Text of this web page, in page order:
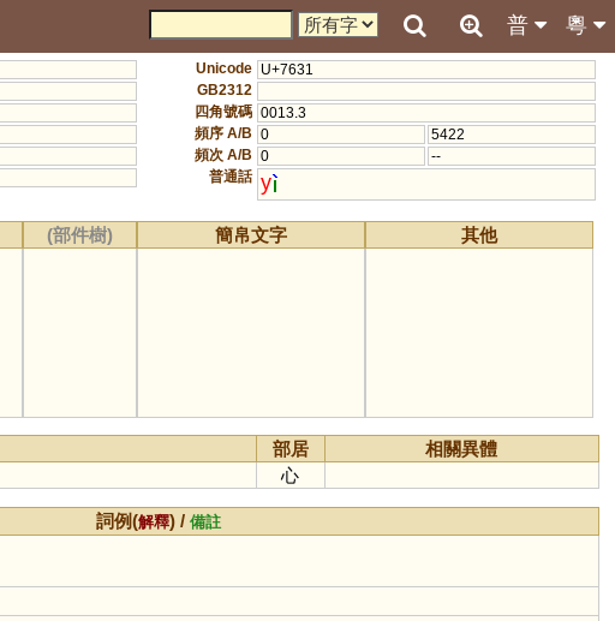
粵
普
Unicode U+7631
GB2312
四角號碼 0013.3
頻序 A/B 0
5422
頻次 A/B 0
--
普通話 y
(部件樹) 簡帛文字 其他
部居
相關異體
心
詞例(解釋) /備註